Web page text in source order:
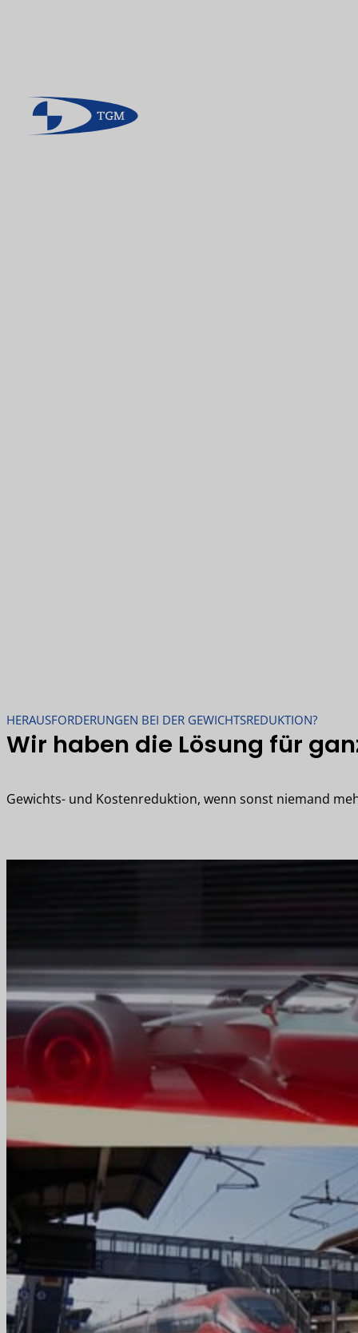
HERAUSFORDERUNGEN BEI DER GEWICHTSREDUKTION?
Wir haben die Lösung für
Gewichts- und Kostenreduktion, wenn sonst niemand